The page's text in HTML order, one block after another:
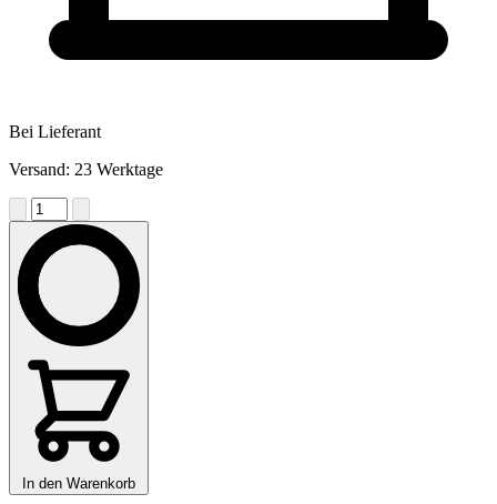
Bei Lieferant
Versand: 23 Werktage
In den Warenkorb